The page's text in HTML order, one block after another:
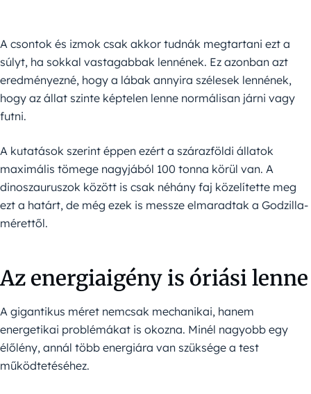
A csontok és izmok csak akkor tudnák megtartani ezt a
súlyt, ha sokkal vastagabbak lennének. Ez azonban azt
eredményezné, hogy a lábak annyira szélesek lennének,
hogy az állat szinte képtelen lenne normálisan járni vagy
futni.
A kutatások szerint éppen ezért a szárazföldi állatok
maximális tömege nagyjából 100 tonna körül van. A
dinoszauruszok között is csak néhány faj közelítette meg
ezt a határt, de még ezek is messze elmaradtak a Godzilla-
mérettől.
Az energiaigény is óriási lenne
A gigantikus méret nemcsak mechanikai, hanem
energetikai problémákat is okozna. Minél nagyobb egy
élőlény, annál több energiára van szüksége a test
működtetéséhez.